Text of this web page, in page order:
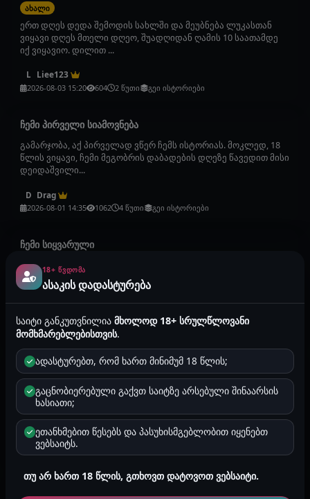
ახალი
ერთ დღეს დედა შემოდის სახლში და მეუბნება ლუკასთან
ვიყავი დღეს მთელი დღეო, შუადღიდან ღამის 10 საათამდე
იქ ვიყავიო. დილით ...
L Liee123
2026-08-03 15:20 604 2 წუთი გეი ისტორიები
ჩემი პირველი სიამოვნება
გამარჯობა, აქ პირველად ვწერ ჩემს ისტორიას. მოკლედ, 18
წლის ვიყავი, ჩემი მეგობრის დაბადების დღეზე წავედით მისი
დეიდაშვილი...
D Drag
2026-08-01 14:35 1062 4 წუთი გეი ისტორიები
ჩემი სიყვარული
მოგესალმებით მე ლუკა ვარ 27 წლის. ცოტა დიდი ისტორია
გამოვა, მაგრამ ვისაც დაგაინტერესებთ ცაიკითხეთ. მოკლედ
პასი ვარ. არც ...
medvan72
2026-07-23 15:31 2175 9 წუთი გეი ისტორიები
მონა
მანამდე ბიჭთან სექსი არ მქონია... ზოგადად თავისუფალი
კაცი ვარ და კომპლექსები არ მაქვს, არასდროს მეშინია იმის
გაკეთება რი...
A Aureliano
2026-07-15 12:40
ჩემი მონა
18+ ᲬᲕᲓᲝᲛᲐ
ასაკის დადასტურება
საიტი განკუთვნილიამხოლოდ 18+ სრულწლოვანი
მომხმარებლებისთვის.
ადასტურებთ, რომ ხართ მინიმუმ 18 წლის;
გაცნობიერებული გაქვთ საიტზე არსებული შინაარსის
ხასიათი;
ეთანხმებით წესებს და პასუხისმგებლობით იყენებთ
ვებსაიტს.
თუ არ ხართ 18 წლის, გთხოვთ დატოვოთ ვებსაიტი.